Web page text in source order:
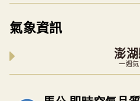
氣象資訊
澎
一週氣